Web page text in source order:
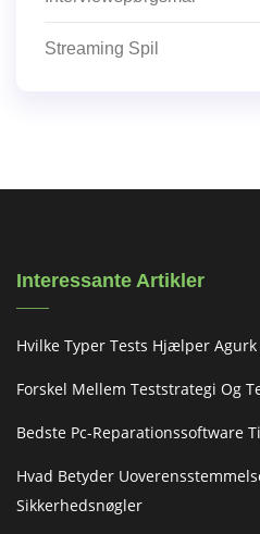
Streaming Spil
Interessante Artikler
Hvilke Typer Tests Hjælper
Forskel Mellem Teststrategi Og
Bedste Pc-Reparationssoftware
Hvad Betyder
Sikkerhedsnøgler